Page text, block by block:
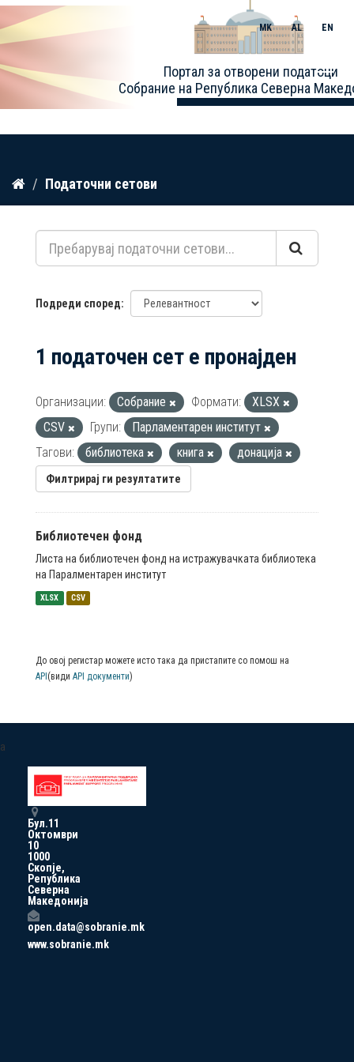
Прескокнете
содржина
Портал за отворени податоци
Собрание на Република Северна
MK AL EN
Toggle
Податочни сетови
Подреди според
1 податочен сет е пронајден
Организации: Собрание Формати:
XLSX
CSV
Групи:
Парламентарен институт
Тагови:
библиотека книга донација
Филтрирај ги резултатите
Библиотечен фонд
Листа на библиотечен фонд на истражувачката библиотека
на Паралментарен институт
XLSX CSV
До овој регистар можете исто така да пристапите со помош на
API (види API документи)
a
Бул.11
Октомври
10
1000
Скопје,
Република
Северна
Македонија
open.data@sobranie.mk
www.sobranie.mk